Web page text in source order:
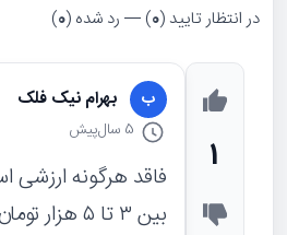
در انتظار تایید (0) — رد شده (0
)
1
ب بهرام نیک فلک
5 سال پیش
فاقد هرگونه‌
بین ۳ تا ۵ هزار تومان ارزش دارد